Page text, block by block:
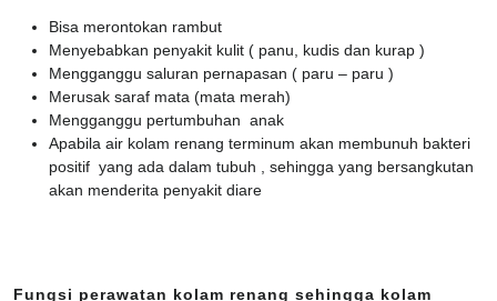
Bisa merontokan rambut
Menyebabkan penyakit kulit ( panu, kudis dan kurap )
Mengganggu saluran pernapasan ( paru – paru )
Merusak saraf mata (mata merah)
Mengganggu pertumbuhan anak
Apabila air kolam renang terminum akan membunuh bakteri
positif yang ada dalam tubuh , sehingga yang bersangkutan
akan menderita penyakit diare
Fungsi perawatan kolam renang sehingga kolam